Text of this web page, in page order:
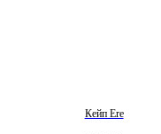
Кейп Ere